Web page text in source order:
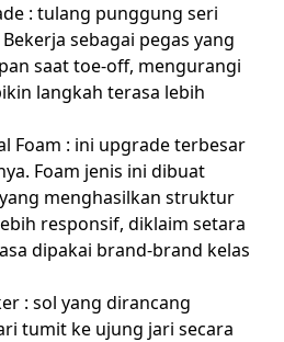
: tulang punggung seri
sebagai pegas yang
saat toe-off, mengurangi
langkah terasa lebih
Foam : ini upgrade terbesar
Foam jenis ini dibuat
menghasilkan struktur
responsif, diklaim setara
dipakai brand-brand kelas
: sol yang dirancang
tumit ke ujung jari secara